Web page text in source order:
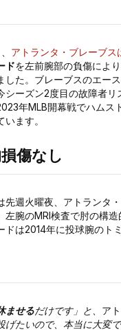
アトランタ・ブレーブス
ドを左前腕部の負傷によ
した。ブレーブスのエー
シーズン2度目の故障者リ
年MLB開幕戦でハムス
ます。
傷なし
先週火曜夜、アトランタ
左腕のMRI検査で肘の構
ドは2014年に投球腕のト
ませるだけです」と、 ア
げたいので、本当に大変